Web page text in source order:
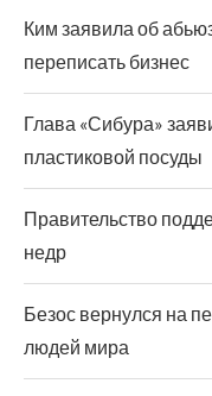
Ким заявила об
переписать бизнес
Глава «Сибура»
пластиковой посуды
Правительство
недр
Безос вернулся на
людей мира